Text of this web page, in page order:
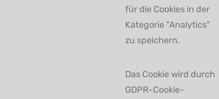
für die Cookies in der
Kategorie "Analytics"
zu speichern.
Das Cookie wird durch
GDPR-Cookie-